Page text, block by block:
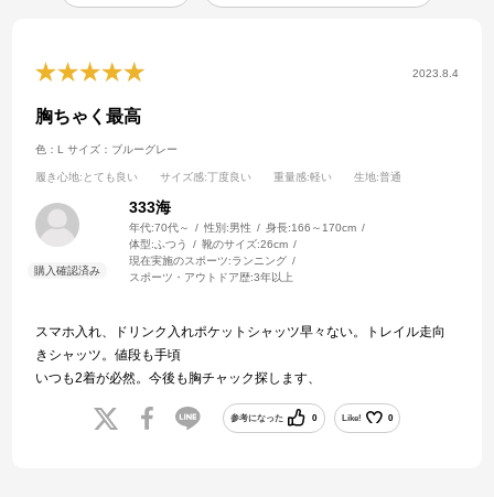
2023.8.4
胸ちゃく最高
色：L サイズ：ブルーグレー
履き心地:とても良い サイズ感:丁度良い 重量感:軽い 生地:普通
333海
年代:70代～ 性別:男性 身長:166～170cm
体型:ふつう 靴のサイズ:26cm
現在実施のスポーツ:ランニング
スポーツ・アウトドア歴:3年以上
スマホ入れ、ドリンク入れポケットシャッツ早々ない。トレイル走向
きシャッツ。値段も手頃
いつも2着が必然。今後も胸チャック探します、
参考になった 0 Like! 0